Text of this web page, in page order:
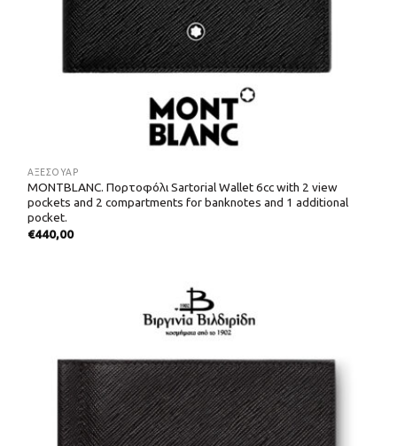
ΑΞΕΣΟΥΑΡ
MONTBLANC. Πορτοφόλι Sartorial Wallet 6cc with 2 view
pockets and 2 compartments for banknotes and 1 additional
pocket.
€440,00